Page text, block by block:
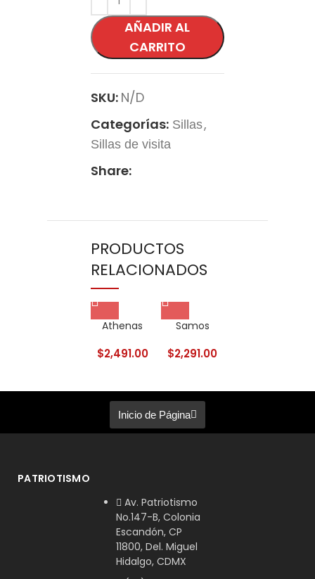
AÑADIR AL
CARRITO
SKU: N/D
Categorías: Sillas,
Sillas de visita
Share:
PRODUCTOS
RELACIONADOS
Athenas
$2,491.00
Samos
$2,291.00
Inicio de Página
PATRIOTISMO
Av. Patriotismo
No.147-B, Colonia
Escandón, CP
11800, Del. Miguel
Hidalgo, CDMX